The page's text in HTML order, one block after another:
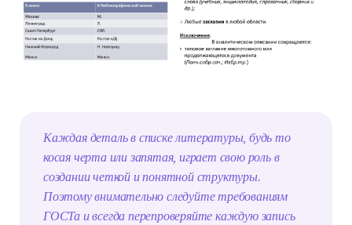
Каждая деталь в списке литературы, будь то
косая черта или запятая, играет свою роль в
создании четкой и понятной структуры.
Поэтому внимательно следуйте требованиям
ГОСТа и всегда перепроверяйте каждую запись